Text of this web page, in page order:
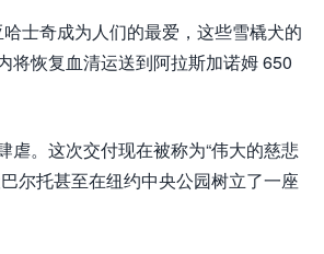
士奇成为人们的最爱，这些雪橇犬的
将恢复血清运送到阿拉斯加诺姆 650
虐。这次交付现在被称为“伟大的慈悲
尔托甚至在纽约中央公园树立了一座